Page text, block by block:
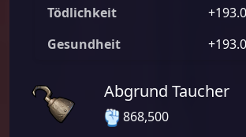
Tödlichkeit
Gesundheit
Abgrund Taucher
868,500